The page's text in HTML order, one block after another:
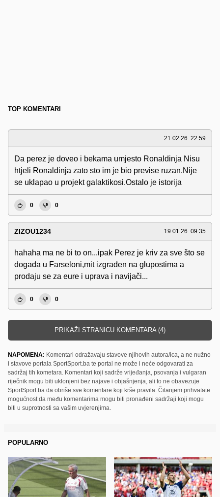
TOP KOMENTARI
21.02.26. 22:59
Da perez je doveo i bekama umjesto Ronaldinja Nisu
htjeli Ronaldinja zato sto im je bio previse ruzan.Nije
se uklapao u projekt galaktikosi.Ostalo je istorija
0 0
ZIZOU1234 19.01.26. 09:35
hahaha ma ne bi to on...ipak Perez je kriv za sve što se
događa u Farseloni,mit izgrađen na glupostima a
prodaju se za eure i uprava i navijači...
0 0
PRIKAŽI STRANICU KOMENTARA (4)
NAPOMENA: Komentari odražavaju stavove njihovih autora/ica, a ne nužno
i stavove portala SportSport.ba te portal ne može i neće odgovarati za
sadržaj tih kometara. Komentari koji sadrže vrijeđanja, psovanja i vulgaran
riječnik mogu biti uklonjeni bez najave i objašnjenja, ali to ne obavezuje
SportSport.ba da obriše sve komentare koji krše pravila. Čitanjem prihvatate
mogućnost da među komentarima mogu biti pronađeni sadržaji koji mogu
biti u suprotnosti sa vašim uvjerenjima.
POPULARNO